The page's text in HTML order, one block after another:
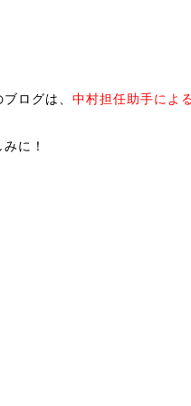
ログは、 中村担任助手によ
に！